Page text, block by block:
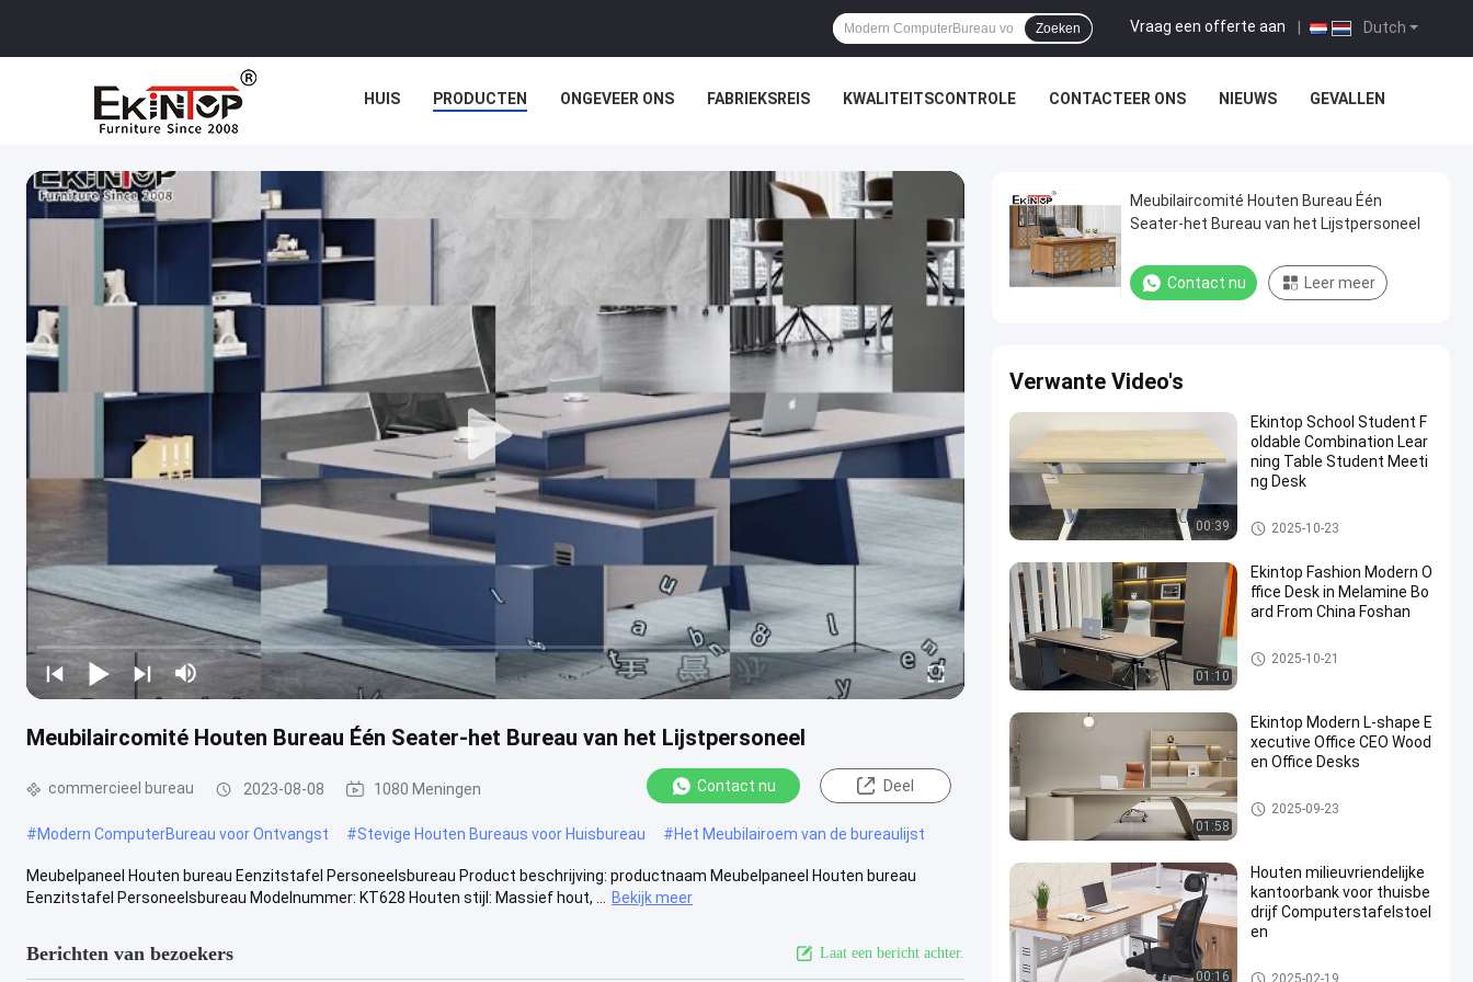
Dutch
Vraag een offerte aan
Zoeken
HUIS PRODUCTEN ONGEVEER ONS FABRIEKSREIS KWALITEITSCONTROLE CONTACTEER ONS NIEUWS GEVALLEN
Meubilaircomité Houten Bureau Één Seater-het Bureau van het Lijstpersoneel
commercieel bureau 2023-08-08 1080 Meningen Contact nu Deel
#Modern ComputerBureau voor Ontvangst #Stevige Houten Bureaus voor Huisbureau #Het Meubilairoem van de bureaulijst
Meubelpaneel Houten bureau Eenzitstafel Personeelsbureau Product beschrijving: productnaam Meubelpaneel Houten bureau
Eenzitstafel Personeelsbureau Modelnummer: KT628 Houten stijl: Massief hout, ...
Bekijk meer
Berichten van bezoekers Laat een bericht achter.
Meubilaircomité Houten Bureau Één
Seater-het Bureau van het Lijstpersoneel
Contact nu Leer meer
Verwante Video's
00:39
Ekintop School Student F
oldable Combination Lear
ning Table Student Meeti
ng Desk
commercieel bureau
2025-10-23
01:10
Ekintop Fashion Modern O
ffice Desk in Melamine Bo
ard From China Foshan
commercieel bureau
2025-10-21
01:58
Ekintop Modern L-shape E
xecutive Office CEO Wood
en Office Desks
commercieel bureau
2025-09-23
00:16
Houten milieuvriendelijke
kantoorbank voor thuisbe
drijf Computerstafelstoel
en
commercieel bureau
2025-02-19